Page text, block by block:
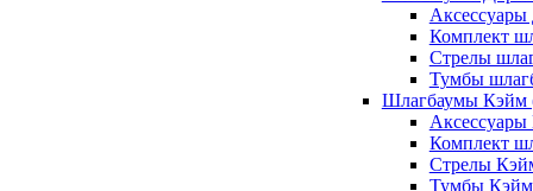
Комплект
Стрелы
Тумбы
Шлагбаумы Кэйм
Комплект
Стрелы
Тумбы